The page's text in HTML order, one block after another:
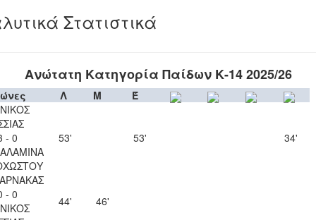
Στατιστικά
Ανώτατη Κατηγορία Παίδων Κ-14 2025/26
Λ Μ
Έ
- 0
53' 53' 34'
- 0
44' 46'